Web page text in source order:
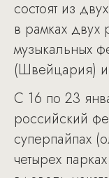
состоят из
в рамках двух
музыкальных
(Швейцария)
С 16 по 23
российский
суперпайпах
четырех